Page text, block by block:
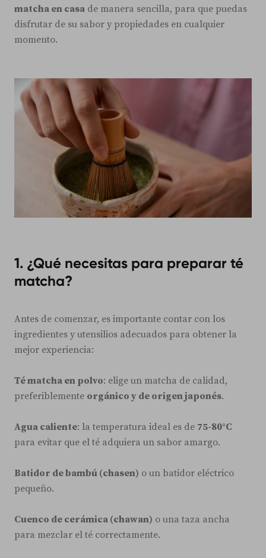
matcha en casa de manera sencilla, para que puedas
disfrutar de su sabor y propiedades en cualquier
momento.
1. ¿Qué necesitas para preparar té
matcha?
Antes de comenzar, es importante contar con los
ingredientes y utensilios adecuados para obtener la
mejor experiencia:
Té matcha en polvo: elige un matcha de calidad,
preferiblemente orgánico y de origen japonés.
Agua caliente: la temperatura ideal es de 75-80°C
para evitar que el té adquiera un sabor amargo.
Batidor de bambú (chasen) o un batidor eléctrico
pequeño.
Cuenco de cerámica (chawan) o una taza ancha
para mezclar el té correctamente.